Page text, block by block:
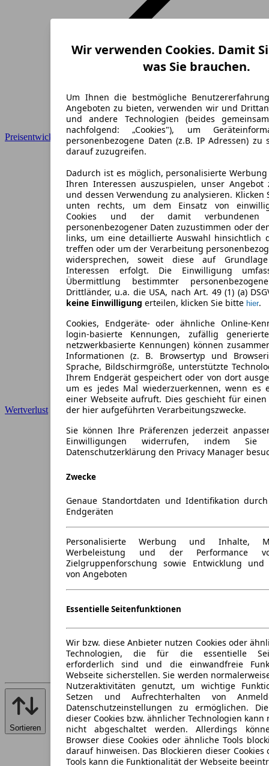
Wir verwenden Cookies. Damit
was Sie brauchen.
Um Ihnen die bestmögliche
Angeboten zu bieten, verwenden wir und
und andere Technologien (beides
nachfolgend: „Cookies"), um
personenbezogene Daten (z.B. IP Adressen) zu
darauf zuzugreifen.
Dadurch ist es möglich, personalisierte
Ihren Interessen auszuspielen, unser Angebot
und dessen Verwendung zu analysieren. Klicken
unten rechts, um dem Einsatz von
Cookies und der damit verbundenen
personenbezogener Daten zuzustimmen oder
links, um eine detaillierte Auswahl hinsichtlich
treffen oder um der Verarbeitung
widersprechen, soweit diese auf
Interessen erfolgt. Die Einwilligung
Übermittlung bestimmter
Drittländer, u.a. die USA, nach Art. 49 (1) (a)
keine Einwilligung erteilen, klicken Sie bitte hier.
Cookies, Endgeräte- oder ähnliche Online-
login-basierte Kennungen, zufällig
netzwerkbasierte Kennungen) können
Informationen (z. B. Browsertyp und
Sprache, Bildschirmgröße, unterstützte
Ihrem Endgerät gespeichert oder von dort
um es jedes Mal wiederzuerkennen, wenn es
einer Webseite aufruft. Dies geschieht für
der hier aufgeführten Verarbeitungszwecke.
Sie können Ihre Präferenzen jederzeit
Einwilligungen widerrufen, indem
Datenschutzerklärung den Privacy Manager
Zwecke
Genaue Standortdaten und Identifikation
Endgeräten
Personalisierte Werbung und Inhalte,
Werbeleistung und der Performance
Zielgruppenforschung sowie Entwicklung und
von Angeboten
Essentielle Seitenfunktionen
Wir bzw. diese Anbieter nutzen Cookies oder
Technologien, die für die essentielle
erforderlich sind und die einwandfreie
Webseite sicherstellen. Sie werden
Nutzeraktivitäten genutzt, um wichtige
Setzen und Aufrechterhalten von
Datenschutzeinstellungen zu ermöglichen.
dieser Cookies bzw. ähnlicher Technologien kann
nicht abgeschaltet werden. Allerdings
Browser diese Cookies oder ähnliche Tools
darauf hinweisen. Das Blockieren dieser
Tools kann die Funktionalität der Webseite
Preisentwicklung
Wertverlust
Sortieren